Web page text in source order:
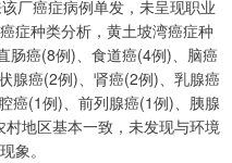
厂癌症病例单发，未呈现职业
症种类分析，黄土坡湾癌症种
肠癌(8例)、食道癌(4例)、脑癌
腺癌(2例)、肾癌(2例)、乳腺癌
癌(1例)、前列腺癌(1例)、胰腺
地区基本一致，未发现与环境
象。